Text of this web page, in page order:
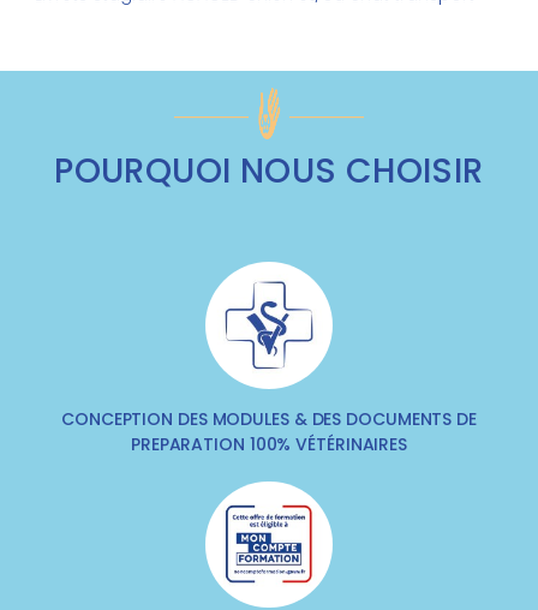
POURQUOI NOUS CHOISIR
CONCEPTION DES MODULES & DES DOCUMENTS DE
PREPARATION 100% VÉTÉRINAIRES